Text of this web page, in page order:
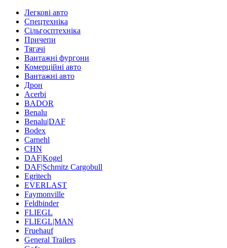
Легкові авто
Спецтехніка
Сільгосптехніка
Причепи
Тягачі
Вантажні фургони
Комерційні авто
Вантажні авто
Дрон
Acerbi
BADOR
Benalu
Benalu|DAF
Bodex
Carnehl
CHN
DAF|Kogel
DAF|Schmitz Cargobull
Egritech
EVERLAST
Faymonville
Feldbinder
FLIEGL
FLIEGL|MAN
Fruehauf
General Trailers